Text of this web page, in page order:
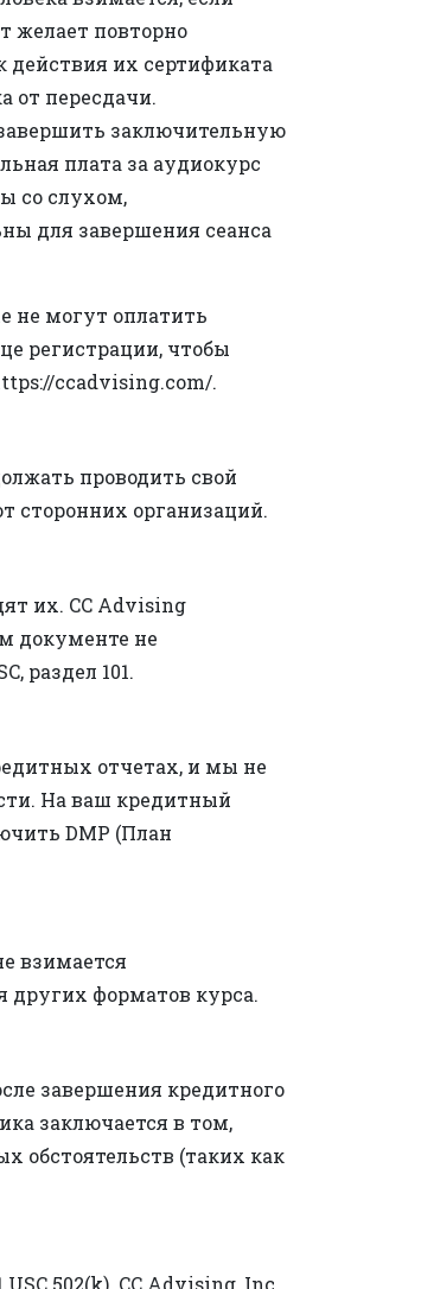
желает повторно
действия их сертификата
от пересдачи.
заключительную
плата за аудиокурс
со слухом,
для завершения сеанса
не могут оплатить
регистрации, чтобы
ccadvising.com/.
проводить свой
сторонних организаций.
их. CC Advising
документе не
раздел 101.
отчетах, и мы не
На ваш кредитный
DMP (План
взимается
других форматов курса.
завершения кредитного
заключается в том,
обстоятельств (таких как
502(k). CC Advising, Inc.